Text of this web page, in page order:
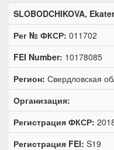
SLOBODCHIKOVA,
Рег № ФКСР: 011702
FEI Number: 10178085
Регион: Свердловская
Организация:
Регистрация ФКСР:
Регистрация FEI: S19